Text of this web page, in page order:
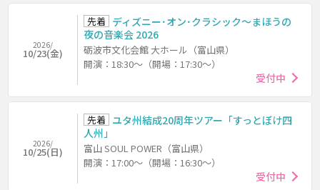
2026/
10/23(金)
先着 ディズニー･オン･クラシック～まほうの
夜の音楽会 2026
砺波市文化会館 大ホール（富山県）
開演：18:30～（開場：17:30～）
受付中
2026/
10/25(日)
先着 ユタ州結成20周年ツアー「すっとぼけ四
人州」
富山 SOUL POWER（富山県）
開演：17:00～（開場：16:30～）
受付中